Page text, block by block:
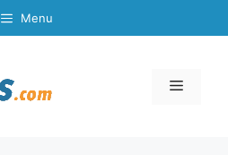
Menu
Menu